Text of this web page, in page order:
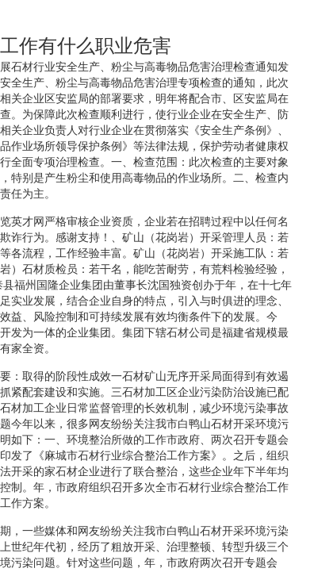
作有什么职业危害
石材行业安全生产、粉尘与高毒物品危害治理检查通知发
全生产、粉尘与高毒物品危害治理专项检查的通知，此次
关企业区安监局的部署要求，明年将配合市、区安监局在
。为保障此次检查顺利进行，使行业企业在安全生产、防
企业负责人对行业企业在贯彻落实《安全生产条例》、
作业场所领导保护条例》等法律法规，保护劳动者健康权
全面专项治理检查。一、检查范围：此次检查的主要对象
特别是产生粉尘和使用高毒物品的作业场所。二、检查内
任为主。
英才网严格审核企业资质，企业若在招聘过程中以任何名
诈行为。感谢支持！、矿山（花岗岩）开采管理人员：若
各流程，工作经验丰富。矿山（花岗岩）开采施工队：若
）石材质检员：若干名，能吃苦耐劳，有荒料检验经验，
福州国隆企业集团由董事长沈国独资创办于年，在十七年
业发展，结合企业自身的特点，引入与时俱进的理念、
益、风险控制和可持续发展有效均衡条件下的发展。今
发为一体的企业集团。集团下辖石材公司是福建省规模最
家全资。
：取得的阶段性成效一石材矿山无序开采局面得到有效遏
紧配套建设和实施。三石材加工区企业污染防治设施已配
材加工企业日常监督管理的长效机制，减少环境污染事故
今年以来，很多网友纷纷关注我市白鸭山石材开采环境污
如下：一、环境整治所做的工作市政府、两次召开专题会
发了《麻城市石材行业综合整治工作方案》。之后，组织
开采的家石材企业进行了联合整治，这些企业年下半年均
制。年，市政府组织召开多次全市石材行业综合整治工作
作方案。
，一些媒体和网友纷纷关注我市白鸭山石材开采环境污染
世纪年代初，经历了粗放开采、治理整顿、转型升级三个
污染问题。针对这些问题，年，市政府两次召开专题会